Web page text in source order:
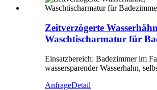
Zeitverzögerte
Waschtischarmatur für
Einsatzbereich: Badezimmer im
wassersparender Wasserhahn,
AnfrageDetail